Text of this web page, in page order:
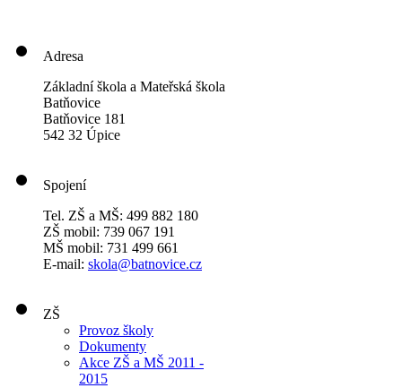
Adresa
Základní škola a Mateřská škola
Batňovice
Batňovice 181
542 32 Úpice
Spojení
Tel. ZŠ a MŠ: 499 882 180
ZŠ mobil: 739 067 191
MŠ mobil: 731 499 661
E-mail: skola@batnovice.cz
ZŠ
Provoz školy
Dokumenty
Akce ZŠ a MŠ 2011 -
2015